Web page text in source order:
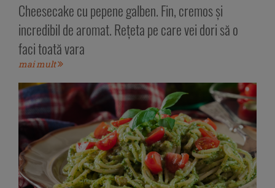
Cheesecake cu pepene galben. Fin, cremos și
incredibil de aromat. Rețeta pe care vei dori să o
faci toată vara
mai mult